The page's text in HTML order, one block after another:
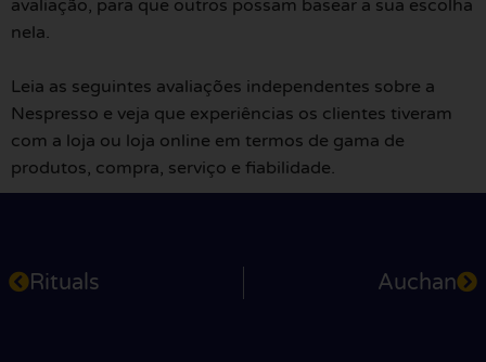
avaliação, para que outros possam basear a sua escolha
nela.
Leia as seguintes avaliações independentes sobre a
Nespresso e veja que experiências os clientes tiveram
com a loja ou loja online em termos de gama de
produtos, compra, serviço e fiabilidade.
Rituals Auchan